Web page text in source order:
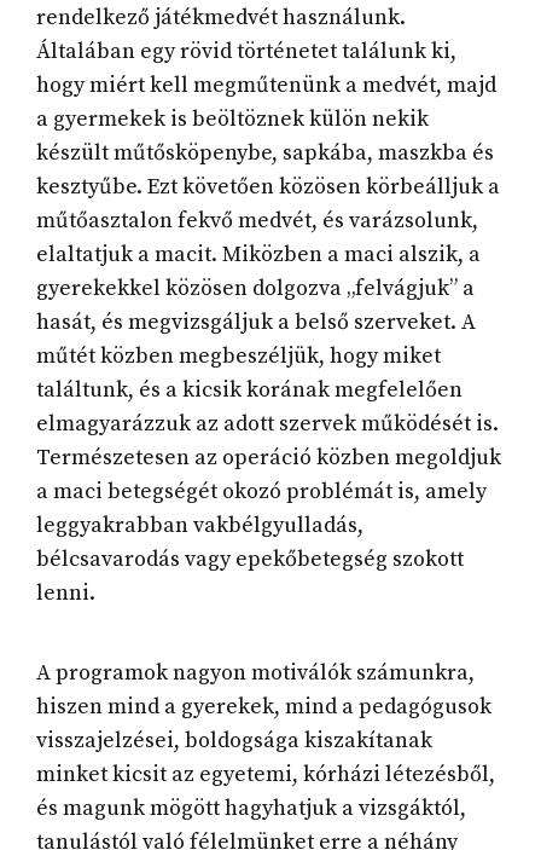
rendelkező játékmedvét használunk.
Általában egy rövid történetet találunk ki,
hogy miért kell megműtenünk a medvét, majd
a gyermekek is beöltöznek külön nekik
készült műtősköpenybe, sapkába, maszkba és
kesztyűbe. Ezt követően közösen körbeálljuk a
műtőasztalon fekvő medvét, és varázsolunk,
elaltatjuk a macit. Miközben a maci alszik, a
gyerekekkel közösen dolgozva „felvágjuk” a
hasát, és megvizsgáljuk a belső szerveket. A
műtét közben megbeszéljük, hogy miket
találtunk, és a kicsik korának megfelelően
elmagyarázzuk az adott szervek működését is.
Természetesen az operáció közben megoldjuk
a maci betegségét okozó problémát is, amely
leggyakrabban vakbélgyulladás,
bélcsavarodás vagy epekőbetegség szokott
lenni.
A programok nagyon motiválók számunkra,
hiszen mind a gyerekek, mind a pedagógusok
visszajelzései, boldogsága kiszakítanak
minket kicsit az egyetemi, kórházi létezésből,
és magunk mögött hagyhatjuk a vizsgáktól,
tanulástól való félelmünket erre a néhány